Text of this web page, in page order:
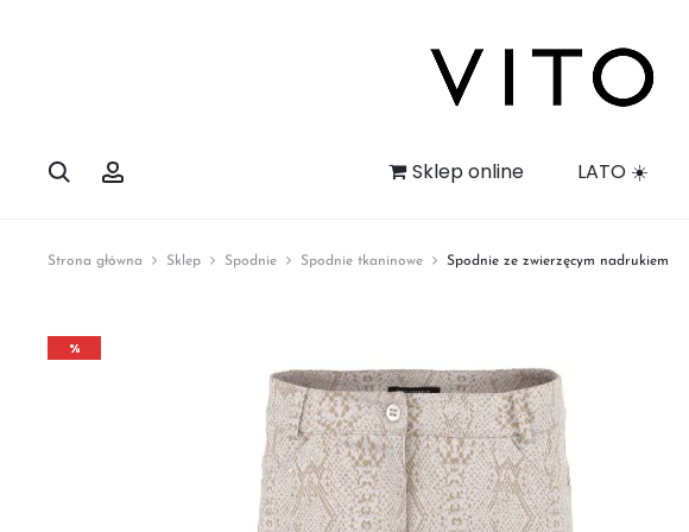
Szukaj Sklep online LATO ☀️
Strona główna Sklep Spodnie Spodnie tkaninowe Spodnie ze zwierzęcym nadrukiem
%